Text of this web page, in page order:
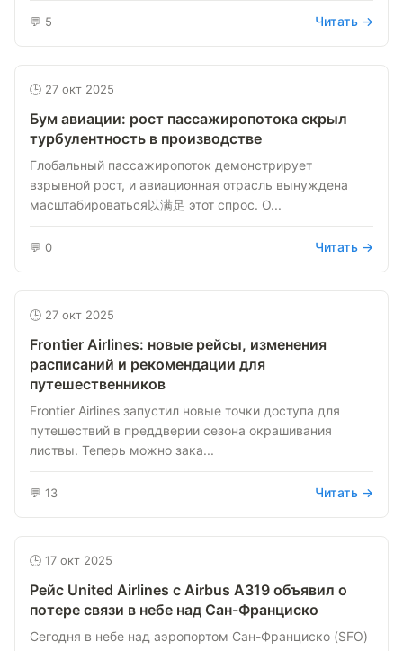
💬 5 Читать →
🕒 27 окт 2025
Бум авиации: рост пассажиропотока скрыл
турбулентность в производстве
Глобальный пассажиропоток демонстрирует
взрывной рост, и авиационная отрасль вынуждена
масштабироваться以满足 этот спрос. О...
💬 0 Читать →
🕒 27 окт 2025
Frontier Airlines: новые рейсы, изменения
расписаний и рекомендации для
путешественников
Frontier Airlines запустил новые точки доступа для
путешествий в преддверии сезона окрашивания
листвы. Теперь можно зака...
💬 13 Читать →
🕒 17 окт 2025
Рейс United Airlines с Airbus A319 объявил о
потере связи в небе над Сан-Франциско
Сегодня в небе над аэропортом Сан-Франциско (SFO)